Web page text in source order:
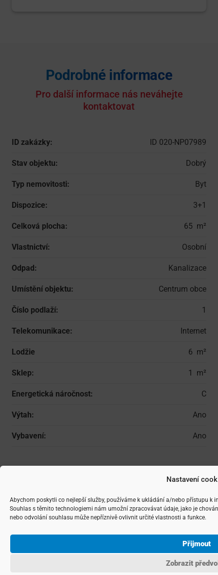
Nastavení
Abychom poskytli co nejlepší služby, používáme k ukládání a/nebo přístupu k
Souhlas s těmito technologiemi nám umožní zpracovávat údaje, jako je
nebo odvolání souhlasu může nepříznivě ovlivnit určité vlastnosti a funkce.
Přijmout
Zobrazit
Podrobné informace
Pro další informace nás neváhejte
kontaktovat
ID zakázky: ID 020-NP07989
Stav objektu: Dobrý
Typ nemovitosti: Byt
Dispozice: 3+1
Celková plocha: 65
Vlastnictví: Osobní
Odpad: Kanalizace
Umístění objektu: Centrum obce
Číslo podlaží: 1
Telekomunikace: Internet
Lodžie 6
Sklep: 1
Energetická náročnost: C
Výtah: Ano
Vybavení: Ano
Sdílejte nabídku známému: